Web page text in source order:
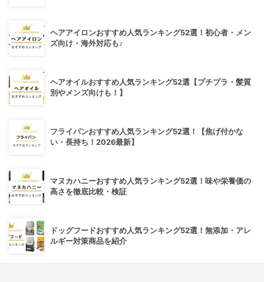
ヘアアイロンおすすめ人気ランキング52選！初心者・メン
ズ向け・海外対応も♪
ヘアオイルおすすめ人気ランキング52選【プチプラ・髪質
別やメンズ向けも！】
フライパンおすすめ人気ランキング52選！【焦げ付かな
い・長持ち！2026最新】
マヌカハニーおすすめ人気ランキング52選！味や栄養価の
高さを徹底比較・検証
ドッグフードおすすめ人気ランキング52選！無添加・アレ
ルギー対策商品を紹介